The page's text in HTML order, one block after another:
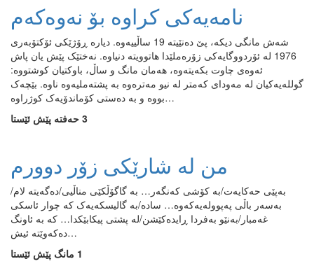
نامەیەکی کراوە بۆ نەوەکەم
شەش مانگی دیکە، پێ دەنێیتە 19 ساڵییەوە. دیارە ڕۆژێکی ئۆکتۆبەری
1976 لە ئۆردووگایەکی زۆرەملێدا هاتوویتە دنیاوە. نەختێک پێش یان پاش
ئەوەی چاوت بکەیتەوە، هەمان مانگ و ساڵ، باوکتیان کوشتووە:
گوللەیەکیان لە مەودای کەمتر لە نیو مەترەوە بە پشتەملیەوە ناوە. بێچەک
بووە و بە دەستی کۆماندۆیەک کوژراوە…
3 حەفتە پێش ئێستا
من له‌ شارێکی زۆر دوورم
به‌پێی حه‌کایه‌ت/به‌ کۆشی که‌نگه‌ر‌‌… به‌ گاگۆڵکێی مناڵیی/ده‌گه‌یته‌ لام/
به‌سه‌ر باڵی په‌پووله‌یه‌که‌وه‌‌… ساده‌/به‌ گالیسکه‌یه‌ک که‌ چوار ئاسکی
غه‌مبار/به‌نێو به‌فردا ڕایده‌کێشن/له‌ پشتی پیکابێکدا… که‌ به‌ ئاونگ
ده‌که‌وێته‌ ئیش…
1 مانگ پێش ئێستا